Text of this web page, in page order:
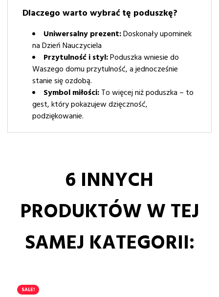
Dlaczego warto wybrać tę poduszkę?
Uniwersalny prezent:Doskonały upominek
na Dzień Nauczyciela
Przytulność i styl:Poduszka wniesie do
Waszego domu przytulność, a jednocześnie
stanie się ozdobą.
Symbol miłości:To więcej niż poduszka – to
gest, który pokazujew dzięczność,
podziękowanie.
6 INNYCH
PRODUKTÓW W TEJ
SAMEJ KATEGORII:
SALE!